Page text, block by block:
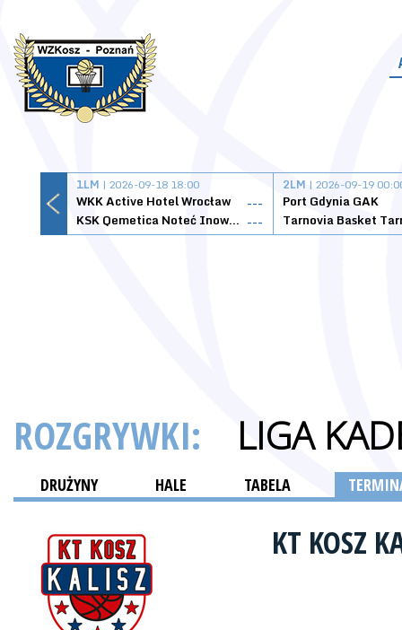
1LM | 2026-09-18 18:00
WKK Active Hotel Wrocław
---
KSK Qemetica Noteć Inowrocław ---
2LM | 2026-09-19
Port Gdynia GAK
ROZGRYWKI: LIGA
DRUŻYNY HALE TABELA
KT KOSZ